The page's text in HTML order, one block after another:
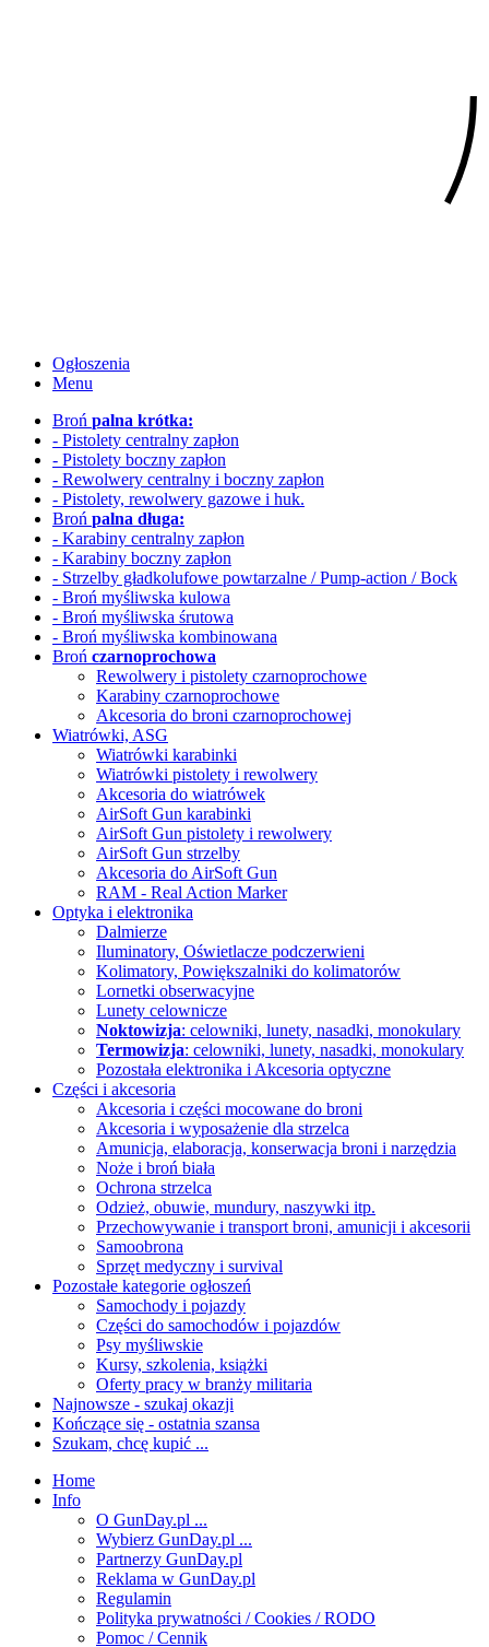
Ogłoszenia
Menu
Broń palna krótka:
- Pistolety centralny zapłon
- Pistolety boczny zapłon
- Rewolwery centralny i boczny zapłon
- Pistolety, rewolwery gazowe i huk.
Broń palna długa:
- Karabiny centralny zapłon
- Karabiny boczny zapłon
- Strzelby gładkolufowe powtarzalne / Pump-action / Bock
- Broń myśliwska kulowa
- Broń myśliwska śrutowa
- Broń myśliwska kombinowana
Broń czarnoprochowa
Rewolwery i pistolety czarnoprochowe
Karabiny czarnoprochowe
Akcesoria do broni czarnoprochowej
Wiatrówki, ASG
Wiatrówki karabinki
Wiatrówki pistolety i rewolwery
Akcesoria do wiatrówek
AirSoft Gun karabinki
AirSoft Gun pistolety i rewolwery
AirSoft Gun strzelby
Akcesoria do AirSoft Gun
RAM - Real Action Marker
Optyka i elektronika
Dalmierze
Iluminatory, Oświetlacze podczerwieni
Kolimatory, Powiększalniki do kolimatorów
Lornetki obserwacyjne
Lunety celownicze
Noktowizja: celowniki, lunety, nasadki, monokulary
Termowizja: celowniki, lunety, nasadki, monokulary
Pozostała elektronika i Akcesoria optyczne
Części i akcesoria
Akcesoria i części mocowane do broni
Akcesoria i wyposażenie dla strzelca
Amunicja, elaboracja, konserwacja broni i narzędzia
Noże i broń biała
Ochrona strzelca
Odzież, obuwie, mundury, naszywki itp.
Przechowywanie i transport broni, amunicji i akcesorii
Samoobrona
Sprzęt medyczny i survival
Pozostałe kategorie ogłoszeń
Samochody i pojazdy
Części do samochodów i pojazdów
Psy myśliwskie
Kursy, szkolenia, książki
Oferty pracy w branży militaria
Najnowsze - szukaj okazji
Kończące się - ostatnia szansa
Szukam, chcę kupić ...
Home
Info
O GunDay.pl ...
Wybierz GunDay.pl ...
Partnerzy GunDay.pl
Reklama w GunDay.pl
Regulamin
Polityka prywatności / Cookies / RODO
Pomoc / Cennik